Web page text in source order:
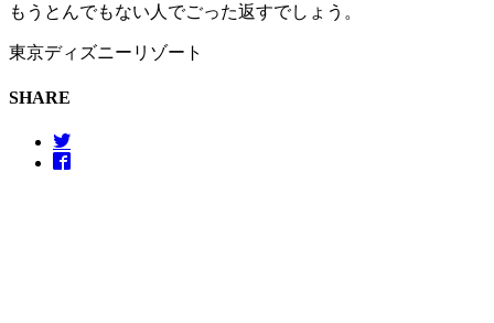
もうとんでもない人でごった返すでしょう。
東京ディズニーリゾート
SHARE